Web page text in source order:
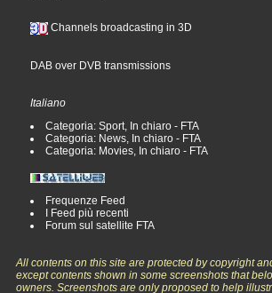
Channels broadcasting in 3D
DAB over DVB transmissions
Italiano
Categoria: Sport, In chiaro - FTA
Categoria: News, In chiaro - FTA
Categoria: Movies, In chiaro - FTA
Frequenze Feed
I Feed più recenti
Forum sul satellite FTA
All contents on this site are protected by copyright
except contents shown in some screenshots that
owners. Screenshots are only proposed to help